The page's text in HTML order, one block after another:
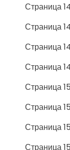
Страница
Страница
Страница
Страница
Страница 15
Страница
Страница
Страница